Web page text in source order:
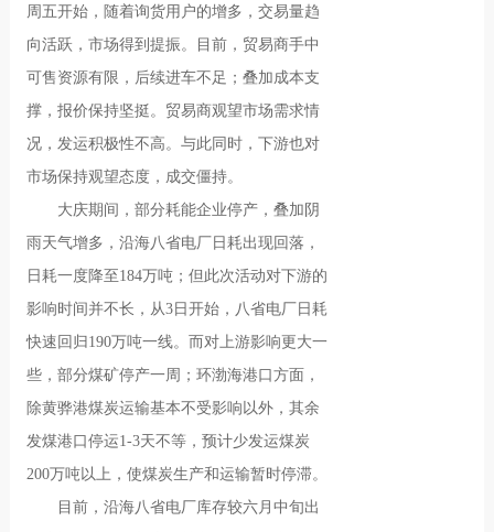
周五开始，随着询货用户的增多，交易量趋
向活跃，市场得到提振。目前，贸易商手中
可售资源有限，后续进车不足；叠加成本支
撑，报价保持坚挺。贸易商观望市场需求情
况，发运积极性不高。与此同时，下游也对
市场保持观望态度，成交僵持。
大庆期间，部分耗能企业停产，叠加阴
雨天气增多，沿海八省电厂日耗出现回落，
日耗一度降至184万吨；但此次活动对下游的
影响时间并不长，从3日开始，八省电厂日耗
快速回归190万吨一线。而对上游影响更大一
些，部分煤矿停产一周；环渤海港口方面，
除黄骅港煤炭运输基本不受影响以外，其余
发煤港口停运1-3天不等，预计少发运煤炭
200万吨以上，使煤炭生产和运输暂时停滞。
目前，沿海八省电厂库存较六月中旬出